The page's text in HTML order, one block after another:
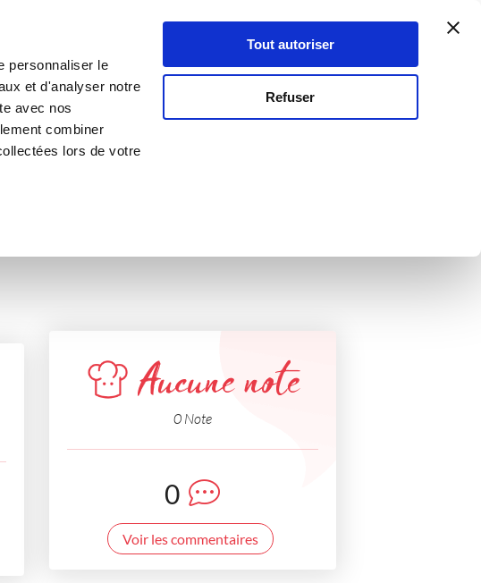
personnaliser le
et d'analyser notre
avec nos
combiner
lors de votre
Tout autoriser
Refuser
Se connecter
Petits gourmands
Aucune note
0 Note
0
Voir les commentaires